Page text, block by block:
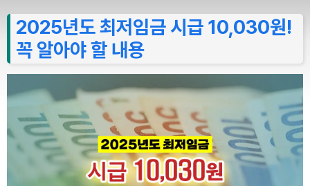
2025년도 최저임금 시급 10,030원!
꼭 알아야 할 내용